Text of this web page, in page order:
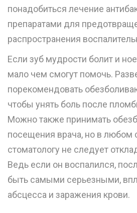
понадобиться лечение
препаратами для
распространения
Если зуб мудрости болит и
мало чем смогут помочь.
порекомендовать
чтобы унять боль после
Можно также принимать
посещения врача, но в любом
стоматологу не следует
Ведь если он воспалился,
быть самыми серьезными,
абсцесса и заражения крови.